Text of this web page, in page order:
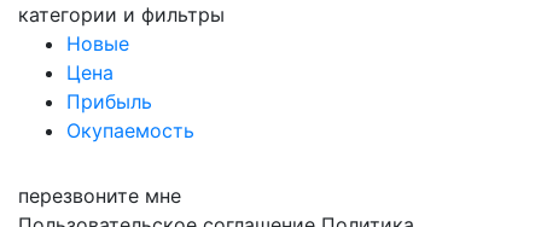
категории и фильтры
Новые
Цена
Прибыль
Окупаемость
перезвоните мне